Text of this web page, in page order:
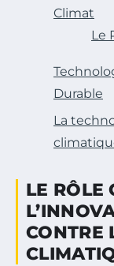
Climat
Le
Durable
La
LE RÔLE
CONTRE